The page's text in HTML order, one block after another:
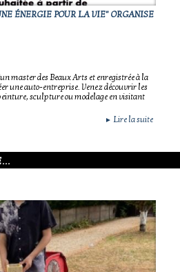
ÉNERGIE POUR LA VIE" ORGANISE
master des Beaux Arts et enregistrée à la
une auto-entreprise. Venez découvrir les
sculpture ou modelage en visitant
► Lire la suite